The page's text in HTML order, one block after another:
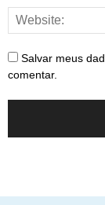
Salvar meus
comentar.